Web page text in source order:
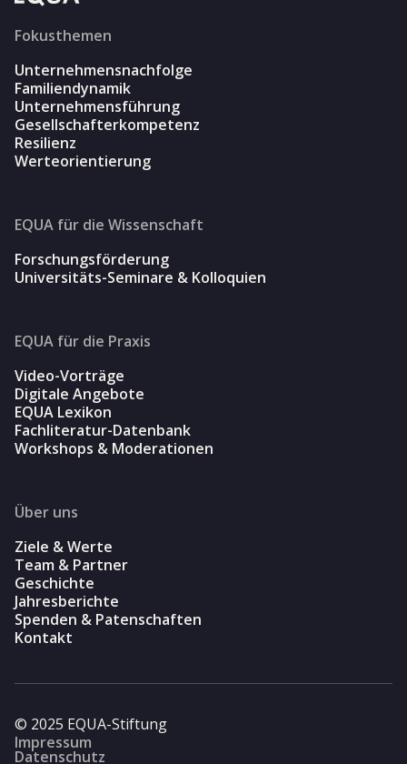
Fokusthemen
Unternehmensnachfolge
Familiendynamik
Unternehmensführung
Gesellschafterkompetenz
Resilienz
Werteorientierung
EQUA für die Wissenschaft
Forschungsförderung
Universitäts-Seminare & Kolloquien
EQUA für die Praxis
Video-Vorträge
Digitale Angebote
EQUA Lexikon
Fachliteratur-Datenbank
Workshops & Moderationen
Über uns
Ziele & Werte
Team & Partner
Geschichte
Jahresberichte
Spenden & Patenschaften
Kontakt
© 2025 EQUA-Stiftung
Impressum
Datenschutz